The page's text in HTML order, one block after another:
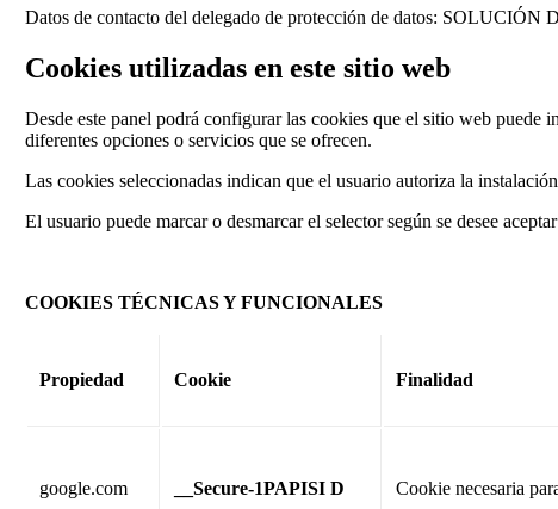
Datos de contacto del delegado de protección de datos:
Cookies utilizadas en este sitio web
Desde este panel podrá configurar las cookies que el sitio web puede
diferentes opciones o servicios que se ofrecen.
Las cookies seleccionadas indican que el usuario autoriza la
El usuario puede marcar o desmarcar el selector según se desee
COOKIES TÉCNICAS Y FUNCIONALES
Propiedad Cookie Finalidad
google.com __Secure-1PAPISI D Cookie necesaria